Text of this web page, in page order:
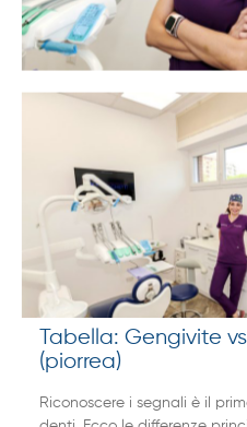
Tabella: Gengivite
(piorrea)
Riconoscere i segnali è il